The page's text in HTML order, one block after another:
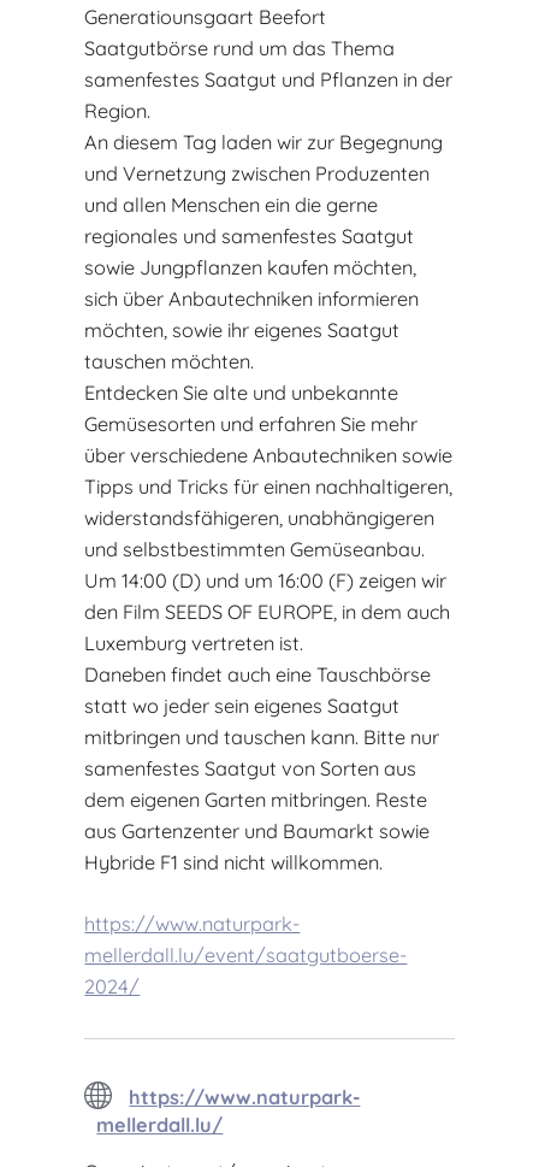
Generatiounsgaart Beefort
Saatgutbörse rund um das Thema
samenfestes Saatgut und Pflanzen in der
Region.
An diesem Tag laden wir zur Begegnung
und Vernetzung zwischen Produzenten
und allen Menschen ein die gerne
regionales und samenfestes Saatgut
sowie Jungpflanzen kaufen möchten,
sich über Anbautechniken informieren
möchten, sowie ihr eigenes Saatgut
tauschen möchten.
Entdecken Sie alte und unbekannte
Gemüsesorten und erfahren Sie mehr
über verschiedene Anbautechniken sowie
Tipps und Tricks für einen nachhaltigeren,
widerstandsfähigeren, unabhängigeren
und selbstbestimmten Gemüseanbau.
Um 14:00 (D) und um 16:00 (F) zeigen wir
den Film SEEDS OF EUROPE, in dem auch
Luxemburg vertreten ist.
Daneben findet auch eine Tauschbörse
statt wo jeder sein eigenes Saatgut
mitbringen und tauschen kann. Bitte nur
samenfestes Saatgut von Sorten aus
dem eigenen Garten mitbringen. Reste
aus Gartenzenter und Baumarkt sowie
Hybride F1 sind nicht willkommen.
https://www.naturpark-
mellerdall.lu/event/saatgutboerse-
2024/
https://www.naturpark-
mellerdall.lu/